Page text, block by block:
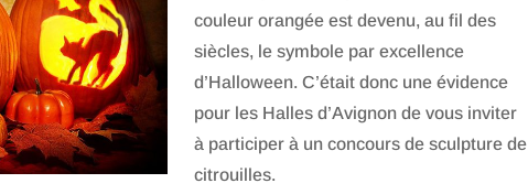
couleur orangée est devenu, au fil des
siècles, le symbole par excellence
d’Halloween. C’était donc une évidence
pour les Halles d’Avignon de vous inviter
à participer à un concours de sculpture de
citrouilles.